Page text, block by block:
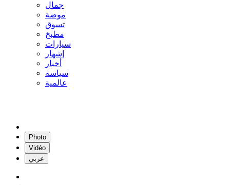
جمال
موضة
تسوق
مطبخ
سيارات
إشهار
أخبار
سياسة
عالمية
Photo
Vidéo
عربي